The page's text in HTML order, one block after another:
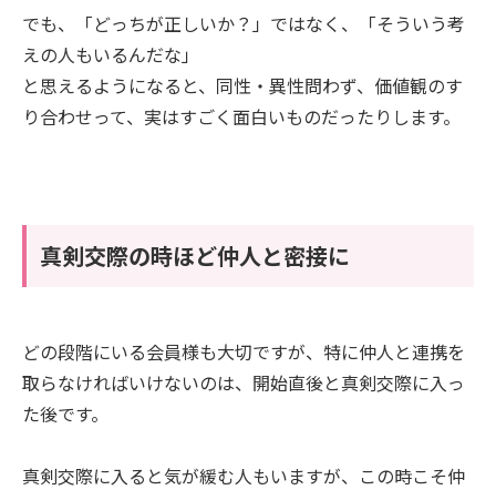
でも、「どっちが正しいか？」ではなく、「そういう考
えの人もいるんだな」
と思えるようになると、同性・異性問わず、価値観のす
り合わせって、実はすごく面白いものだったりします。
真剣交際の時ほど仲人と密接に
どの段階にいる会員様も大切ですが、特に仲人と連携を
取らなければいけないのは、開始直後と真剣交際に入っ
た後です。
真剣交際に入ると気が緩む人もいますが、この時こそ仲